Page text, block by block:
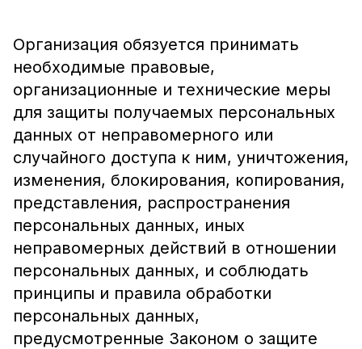
Организация обязуется принимать
необходимые правовые,
организационные и технические меры
для защиты получаемых персональных
данных от неправомерного или
случайного доступа к ним, уничтожения,
изменения, блокирования, копирования,
представления, распространения
персональных данных, иных
неправомерных действий в отношении
персональных данных, и соблюдать
принципы и правила обработки
персональных данных,
предусмотренные Законом о защите